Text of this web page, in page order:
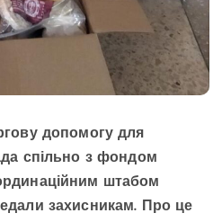
допомогу для
спільно з фондом
штабом
захисникам. Про це